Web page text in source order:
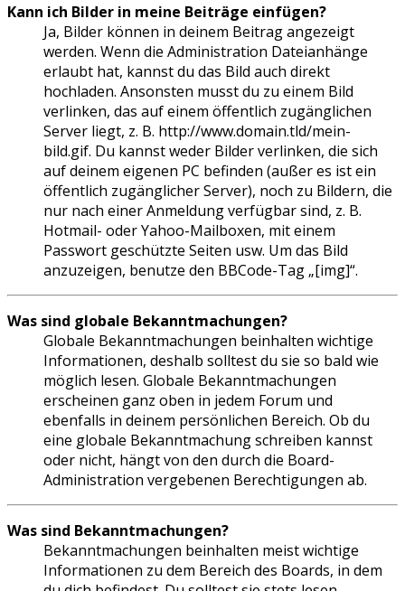
Kann ich Bilder in meine Beiträge einfügen?
Ja, Bilder können in deinem Beitrag angezeigt
werden. Wenn die Administration Dateianhänge
erlaubt hat, kannst du das Bild auch direkt
hochladen. Ansonsten musst du zu einem Bild
verlinken, das auf einem öffentlich zugänglichen
Server liegt, z. B. http://www.domain.tld/mein-
bild.gif. Du kannst weder Bilder verlinken, die sich
auf deinem eigenen PC befinden (außer es ist ein
öffentlich zugänglicher Server), noch zu Bildern, die
nur nach einer Anmeldung verfügbar sind, z. B.
Hotmail- oder Yahoo-Mailboxen, mit einem
Passwort geschützte Seiten usw. Um das Bild
anzuzeigen, benutze den BBCode-Tag „[img]“.
Was sind globale Bekanntmachungen?
Globale Bekanntmachungen beinhalten wichtige
Informationen, deshalb solltest du sie so bald wie
möglich lesen. Globale Bekanntmachungen
erscheinen ganz oben in jedem Forum und
ebenfalls in deinem persönlichen Bereich. Ob du
eine globale Bekanntmachung schreiben kannst
oder nicht, hängt von den durch die Board-
Administration vergebenen Berechtigungen ab.
Was sind Bekanntmachungen?
Bekanntmachungen beinhalten meist wichtige
Informationen zu dem Bereich des Boards, in dem